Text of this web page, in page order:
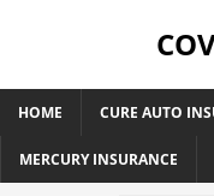
HOME CURE AUTO
MERCURY INSURANCE